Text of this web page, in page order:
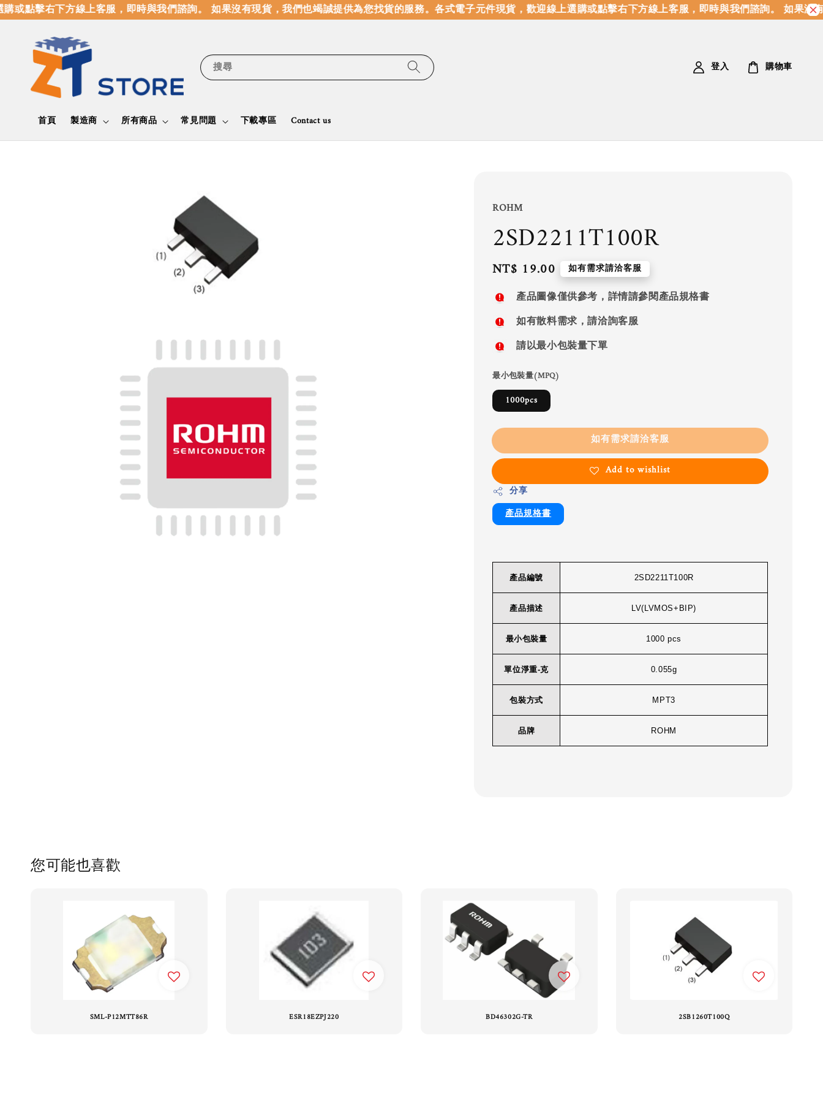
點擊右下方線上客服，即時與我們諮詢。 如果沒有現貨，我們也竭誠提供為您找貨的服務。各式電子元件現貨，歡迎線上選購或點擊右下方線上客服，即時與我們諮詢。 如果沒有
搜尋
首頁 製造商 所有商品 常見問題 下載專區 Contact us
登入 購物車
ROHM
2SD2211T100R
Regular
price
NT$ 19.00 如有需求請洽客服
產品圖像僅供參考，詳情請參閱產品規格書
如有散料需求，請洽詢客服
請以最小包裝量下單
最小包裝量(MPQ)
1000pcs
如有需求請洽客服
Add to wishlist
分享
產品規格書
產品編號 2SD2211T100R
產品描述 LV(LVMOS+BIP)
最小包裝量 1000 pcs
單位淨重-克 0.055g
包裝方式 MPT3
品牌 ROHM
您可能也喜歡
SML-P12MTT86R ESR18EZPJ220 BD46302G-TR 2SB1260T100Q